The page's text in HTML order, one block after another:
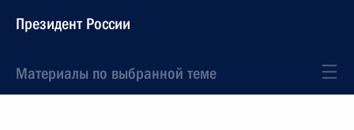
Президент России
Материалы по выбранной теме